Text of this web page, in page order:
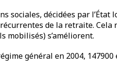
décidées par l’État
de la retraite.
mobilisés) s’améliorent.
général en 2004, 147900